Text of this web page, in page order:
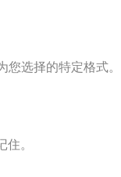
选择的特定格式。
。